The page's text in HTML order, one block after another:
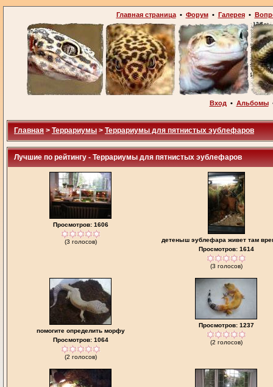
Главная страница• Форум• Галерея•
Вход • Альбомы
Главная > Террариумы > Террариумы для пятнистых эублефаров
Лучшие по рейтингу - Террариумы для пятнистых эублефаров
Просмотров: 1606
(3 голосов)
детеныш эублефара живет там
Просмотров: 1614
(3 голосов)
помогите определить морфу
Просмотров: 1064
(2 голосов)
Просмотров: 1237
(2 голосов)